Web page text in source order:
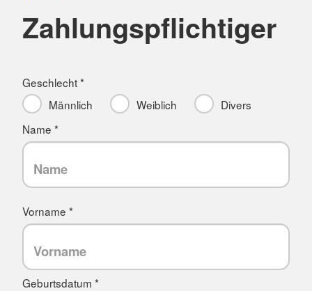
Zahlungspflichtiger
Geschlecht *
Männlich
Weiblich
Divers
Name *
Vorname *
Geburtsdatum *